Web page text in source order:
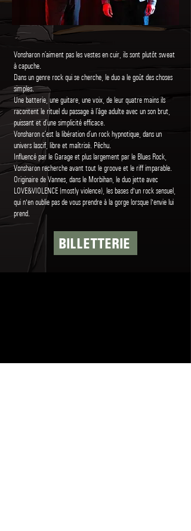
Vonsharon n’aiment pas les ​vestes en cuir, ils sont plutôt ​sweat
à capuche.
Dans un genre rock qui se ​cherche, le duo a le goût des ​choses
simples.
Une batterie, une guitare, une ​voix, de leur quatre mains ils ​
racontent le rituel du passage à ​l’âge adulte avec un son brut, ​
puissant et d’une simplicité ​efficace.
Vonsharon c’est la libération ​d’un rock hypnotique, dans un ​
univers lascif, libre et maîtrisé. Pêchu.
Influencé par le Garage et plus largement par le Blues Rock,
Vonsharon recherche avant tout le groove et le riff imparable.
Originaire de Vannes, dans le Morbihan, le duo jette avec
LOVE&VIOLENCE (mostly violence), les bases d'un rock sensuel,
qui n'en oublie pas de vous prendre à la gorge lorsque l'envie lui
prend.
BILLETTERIE